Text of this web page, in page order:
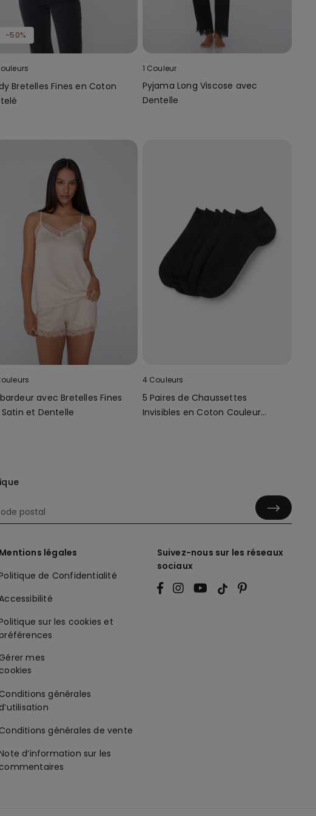
-50%
Bretelles Fines en Coton
1 Couleur
Pyjama Long Viscose avec
Dentelle
avec Bretelles Fines
et Dentelle
4 Couleurs
5 Paires de Chaussettes
Invisibles en Coton Couleur
Mentions légales
de Confidentialité
sur les cookies et
Conditions générales
d’utilisation
Conditions générales de vente
d’information sur les
commentaires
Suivez-nous sur les réseaux
sociaux